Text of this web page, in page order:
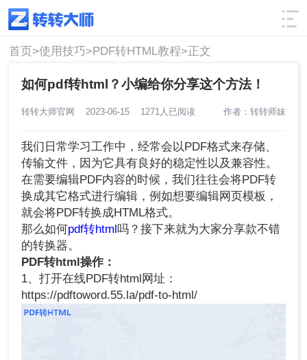
使用技巧 筛选
首页>使用技巧>PDF转HTML教程>正文
如何pdf转html？小编给你分享这个方法！
转转大师官网 2023-06-15 1271人已阅读 作者：转转师妹
我们日常学习工作中，经常会以PDF格式来存储、
传输文件，因为它具有良好的稳定性以及兼容性。
在需要编辑PDF内容的时候，我们往往会将PDF转
换成其它格式进行编辑，例如想要编辑网页模板，
就会将PDF转换成HTML格式。
那么如何pdf转html吗？接下来就为大家分享款不错
的转换器。
PDF转html操作：
1、打开在线PDF转html网址：
https://pdftoword.55.la/pdf-to-html/